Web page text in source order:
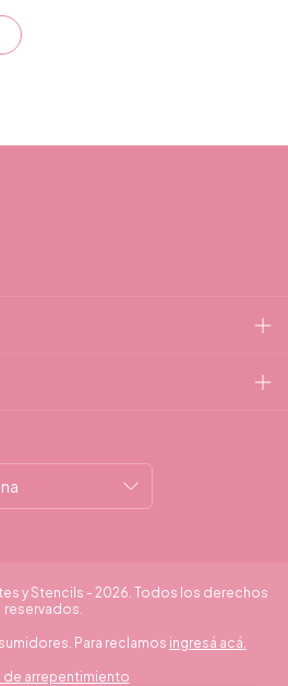
y Stencils - 2026. Todos los derechos
reservados.
Para reclamos ingresá acá.
de arrepentimiento